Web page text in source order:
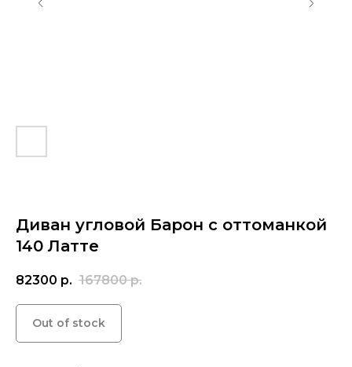
Диван угловой Барон с оттоманкой
140 Латте
82300 р. 167800 р.
Out of stock